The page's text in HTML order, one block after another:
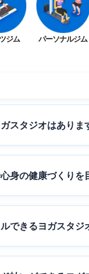
ジム パーソナルジム
スタジオはありま
身の健康づくり
できるヨガスタジ